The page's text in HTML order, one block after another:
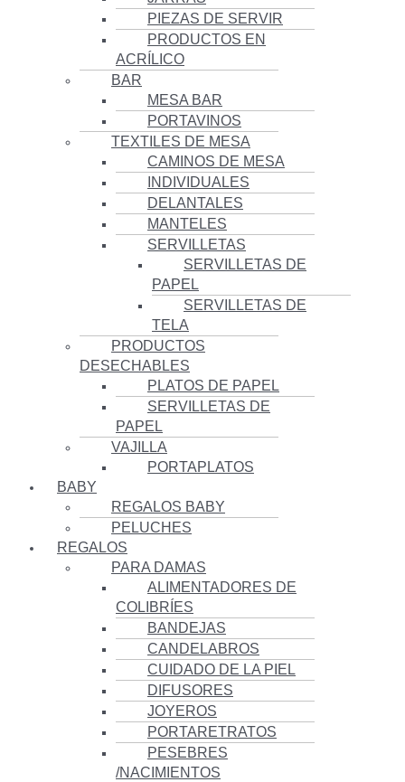
PIEZAS DE SERVIR
PRODUCTOS EN
ACRÍLICO
BAR
MESA BAR
PORTAVINOS
TEXTILES DE MESA
CAMINOS DE MESA
INDIVIDUALES
DELANTALES
MANTELES
SERVILLETAS
SERVILLETAS DE
PAPEL
SERVILLETAS DE
TELA
PRODUCTOS
DESECHABLES
PLATOS DE PAPEL
SERVILLETAS DE
PAPEL
VAJILLA
PORTAPLATOS
BABY
REGALOS BABY
PELUCHES
REGALOS
PARA DAMAS
ALIMENTADORES DE
COLIBRÍES
BANDEJAS
CANDELABROS
CUIDADO DE LA PIEL
DIFUSORES
JOYEROS
PORTARETRATOS
PESEBRES
/NACIMIENTOS